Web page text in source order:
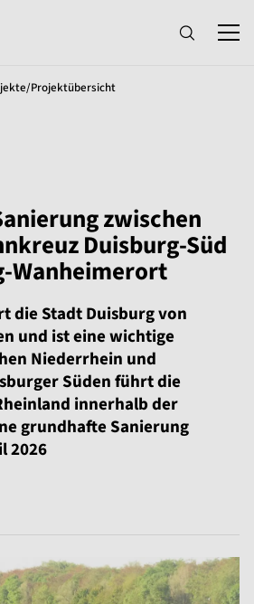
/Projektübersicht
zwischen
Duisburg-Süd
Wanheimerort
die Stadt Duisburg von
und ist eine wichtige
Niederrhein und
Süden führt die
innerhalb der
grundhafte Sanierung
2026